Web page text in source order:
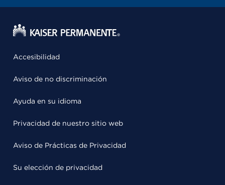
Accesibilidad
Aviso de no discriminación
Ayuda en su idioma
Privacidad de nuestro sitio web
Aviso de Prácticas de Privacidad
Su elección de privacidad